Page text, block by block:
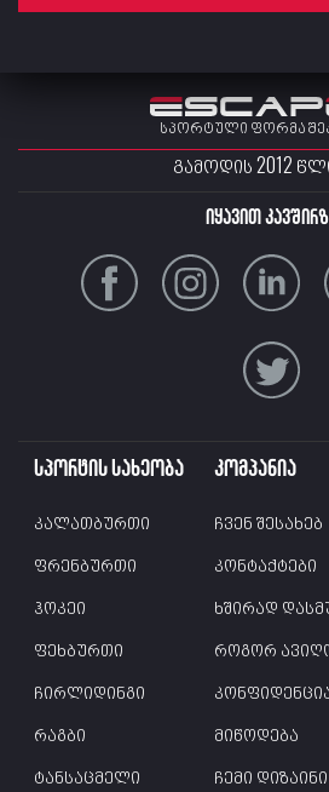
სპორტული ფორმა
ᲒᲐᲛᲝᲓᲘᲡ 2012
იყავით
სპორტის სახეობა
კალათბურთი
ფრენბურთი
ჰოკეი
ფეხბურთი
ჩირლიდინგი
რაგბი
ტანსაცმელი
კომპანია
ჩვენ შესახებ
კონტაქტები
ხშირად
როგორ
მიწოდება
ჩემი დიზაინი